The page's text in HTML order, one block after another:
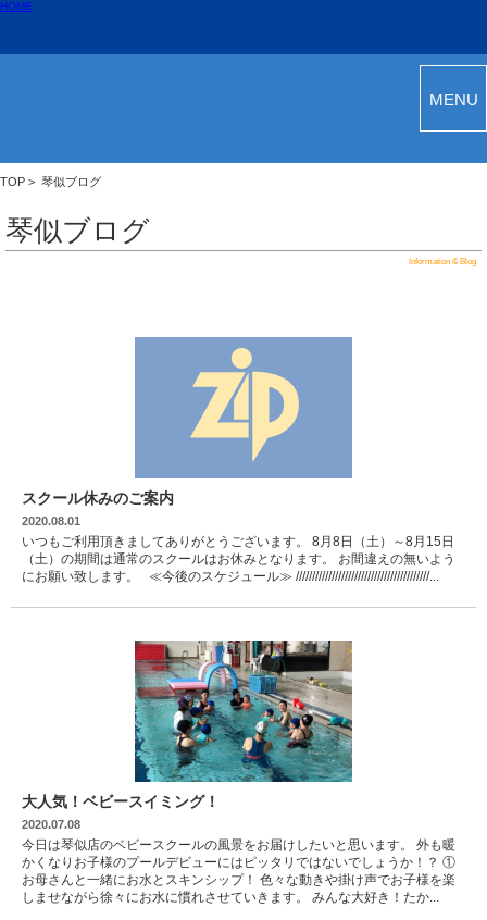
MENU
HOME
TOP > 琴似ブログ
琴似ブログ
Information & Blog
スクール休みのご案内
2020.08.01
いつもご利用頂きましてありがとうございます。 8月8日（土）～8月15日
（土）の期間は通常のスクールはお休みとなります。 お間違えの無いよう
にお願い致します。 ≪今後のスケジュール≫ /////////////////////////////////////////...
大人気！ベビースイミング！
2020.07.08
今日は琴似店のベビースクールの風景をお届けしたいと思います。 外も暖
かくなりお子様のプールデビューにはピッタリではないでしょうか！？ ①
お母さんと一緒にお水とスキンシップ！ 色々な動きや掛け声でお子様を楽
しませながら徐々にお水に慣れさせていきます。 みんな大好き！たか...